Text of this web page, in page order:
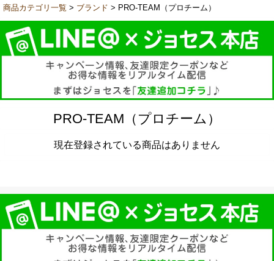
商品カテゴリ一覧 > ブランド > PRO-TEAM（プロチーム）
PRO-TEAM（プロチーム）
現在登録されている商品はありません